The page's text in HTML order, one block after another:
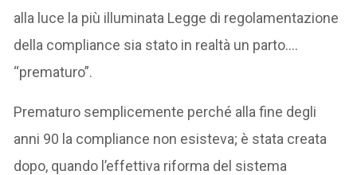
alla luce la più illuminata Legge di regolamentazione
della compliance sia stato in realtà un parto….
“prematuro”.
Prematuro semplicemente perché alla fine degli
anni 90 la compliance non esisteva; è stata creata
dopo, quando l’effettiva riforma del sistema